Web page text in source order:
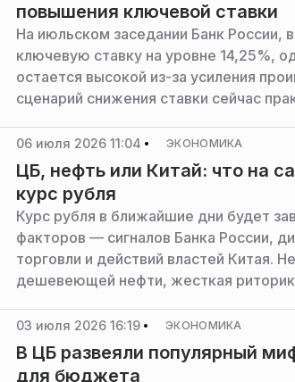
повышения ключевой ставки
На июльском заседании Банк России,
ключевую ставку на уровне 14,25%,
остается высокой из-за усиления
сценарий снижения ставки сейчас
банка «Русский Стандарт» Максим
06 июля 2026 11:04 ЭКОНОМИКА
ЦБ, нефть или Китай: что на
курс рубля
Курс рубля в ближайшие дни будет
факторов — сигналов Банка России,
торговли и действий властей Китая.
дешевеющей нефти, жесткая
на финансовых рынках банка
03 июля 2026 16:19 ЭКОНОМИКА
В ЦБ развеяли популярный
для бюджета